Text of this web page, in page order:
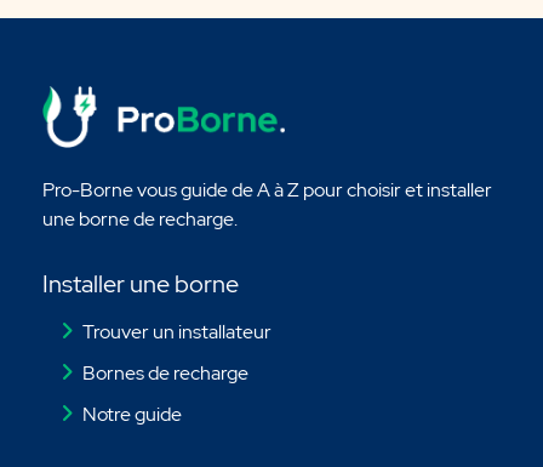
Pro-Borne vous guide de A à Z pour choisir et installer
une borne de recharge.
Installer une borne
Trouver un installateur
Bornes de recharge
Notre guide